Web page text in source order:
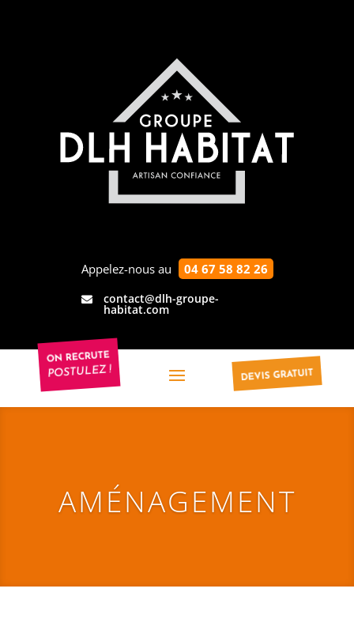
Appelez-nous au 04 67 58 82 26
 contact@dlh-groupe-
habitat.com
DEVIS GRATUIT
ON RECRUTE
POSTULEZ !
AMÉNAGEMENT